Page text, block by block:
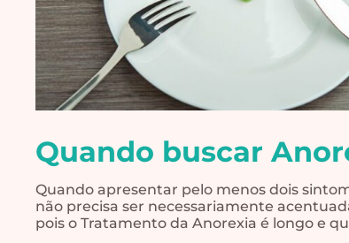
Quando buscar
Quando apresentar pelo menos dois
não precisa ser necessariamente
pois o Tratamento da Anorexia é longo e